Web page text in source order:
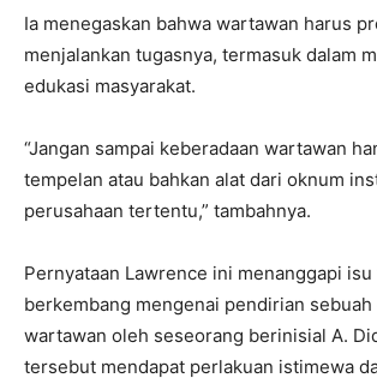
Ia menegaskan bahwa wartawan harus
menjalankan tugasnya, termasuk dalam
edukasi masyarakat.
“Jangan sampai keberadaan wartawan
tempelan atau bahkan alat dari oknum
perusahaan tertentu,” tambahnya.
Pernyataan Lawrence ini menanggapi isu
berkembang mengenai pendirian
wartawan oleh seseorang berinisial A.
tersebut mendapat perlakuan istimewa